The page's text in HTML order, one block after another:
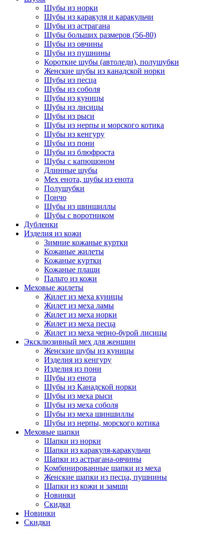
Шубы из норки
Шубы из каракуля и каракульчи
Шубы из астрагана
Шубы больших размеров (56-80)
Шубы из овчины
Шубы из пушнины
Короткие шубы (автоледи), полушубки
Женские шубы из канадской норки
Шубы из песца
Шубы из соболя
Шубы из куницы
Шубы из лисицы
Шубы из рыси
Шубы из нерпы и морского котика
Шубы из кенгуру
Шубы из пони
Шубы из блюфроста
Шубы с капюшоном
Длинные шубы
Мех енота, шубы из енота
Полушубки
Пончо
Шубы из шиншиллы
Шубы с воротником
Дубленки
Изделия из кожи
Зимние кожаные куртки
Кожаные жилеты
Кожаные куртки
Кожаные плащи
Пальто из кожи
Меховые жилеты
Жилет из меха куницы
Жилет из меха ламы
Жилет из меха норки
Жилет из меха песца
Жилет из меха черно-бурой лисицы
Эксклюзивный мех для женщин
Женские шубы из куницы
Изделия из кенгуру
Изделия из пони
Шубы из енота
Шубы из Канадской норки
Шубы из меха рыси
Шубы из меха соболя
Шубы из меха шиншиллы
Шубы из нерпы, морского котика
Меховые шапки
Шапки из норки
Шапки из каракуля-каракульчи
Шапки из астрагана-овчины
Комбинированные шапки из меха
Женские шапки из песца, пушнины
Шапки из кожи и замши
Новинки
Скидки
Новинки
Скидки